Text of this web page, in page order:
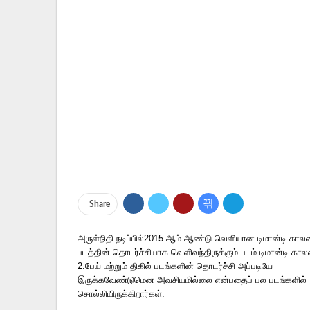
Share
அருள்நிதி நடிப்பில்2015 ஆம் ஆண்டு வெளியான டிமான்டி
படத்தின் தொடர்ச்சியாக வெளிவந்திருக்கும் படம் டிமான்டி
2.பேய் மற்றும் திகில் படங்களின் தொடர்ச்சி அப்படியே
இருக்கவேண்டுமென அவசியமில்லை என்பதைப் பல படங்களில்
சொல்லியிருக்கிறார்கள்.